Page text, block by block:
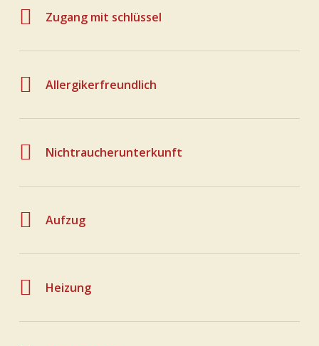
Zugang mit schlüssel
Allergikerfreundlich
Nichtraucherunterkunft
Aufzug
Heizung